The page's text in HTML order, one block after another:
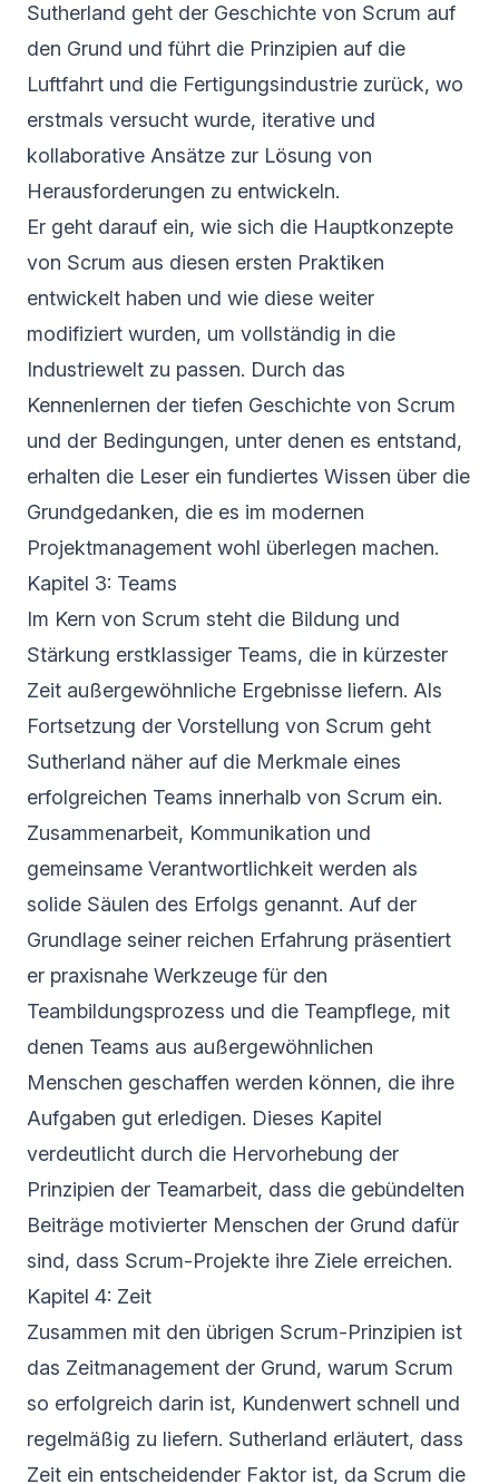
Sutherland geht der Geschichte von Scrum auf
den Grund und führt die Prinzipien auf die
Luftfahrt und die Fertigungsindustrie zurück, wo
erstmals versucht wurde, iterative und
kollaborative Ansätze zur Lösung von
Herausforderungen zu entwickeln.
Er geht darauf ein, wie sich die Hauptkonzepte
von Scrum aus diesen ersten Praktiken
entwickelt haben und wie diese weiter
modifiziert wurden, um vollständig in die
Industriewelt zu passen. Durch das
Kennenlernen der tiefen Geschichte von Scrum
und der Bedingungen, unter denen es entstand,
erhalten die Leser ein fundiertes Wissen über die
Grundgedanken, die es im modernen
Projektmanagement wohl überlegen machen.
Kapitel 3: Teams
Im Kern von Scrum steht die Bildung und
Stärkung erstklassiger Teams, die in kürzester
Zeit außergewöhnliche Ergebnisse liefern. Als
Fortsetzung der Vorstellung von Scrum geht
Sutherland näher auf die Merkmale eines
erfolgreichen Teams innerhalb von Scrum ein.
Zusammenarbeit, Kommunikation und
gemeinsame Verantwortlichkeit werden als
solide Säulen des Erfolgs genannt. Auf der
Grundlage seiner reichen Erfahrung präsentiert
er praxisnahe Werkzeuge für den
Teambildungsprozess und die Teampflege, mit
denen Teams aus außergewöhnlichen
Menschen geschaffen werden können, die ihre
Aufgaben gut erledigen. Dieses Kapitel
verdeutlicht durch die Hervorhebung der
Prinzipien der Teamarbeit, dass die gebündelten
Beiträge motivierter Menschen der Grund dafür
sind, dass Scrum-Projekte ihre Ziele erreichen.
Kapitel 4: Zeit
Zusammen mit den übrigen Scrum-Prinzipien ist
das Zeitmanagement der Grund, warum Scrum
so erfolgreich darin ist, Kundenwert schnell und
regelmäßig zu liefern. Sutherland erläutert, dass
Zeit ein entscheidender Faktor ist, da Scrum die